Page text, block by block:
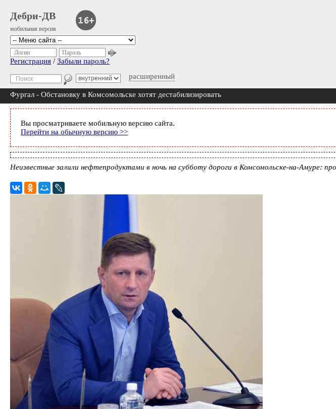
Дебри-ДВ
мобильная версия
расширенный
Логин Пароль
Регистрация / Забыли пароль?
Фургал - Обстановку в Комсомольске хотят дестабилизировать
Вы просматриваете мобильную версию сайта.
Перейти на обычную версию >>
Неизвестные залили нефтепродуктами в ночь на субботу дороги в Комсомольске-на-Амуре: